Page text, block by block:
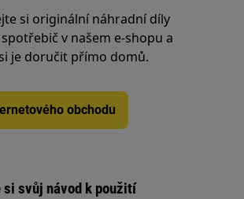
si originální náhradní díly
v našem e-shopu a
je doručit přímo domů.
obchodu
si svůj návod k použití